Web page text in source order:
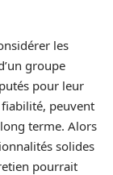
les
groupe
pour leur
peuvent
terme. Alors
solides
pourrait